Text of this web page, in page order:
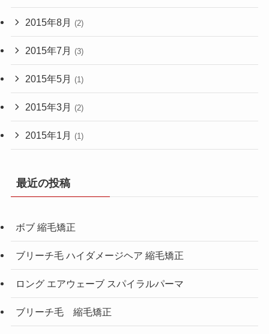
2015年8月 (2)
2015年7月 (3)
2015年5月 (1)
2015年3月 (2)
2015年1月 (1)
最近の投稿
ボブ 縮毛矯正
ブリーチ毛 ハイダメージヘア 縮毛矯正
ロング エアウェーブ スパイラルパーマ
ブリーチ毛 縮毛矯正